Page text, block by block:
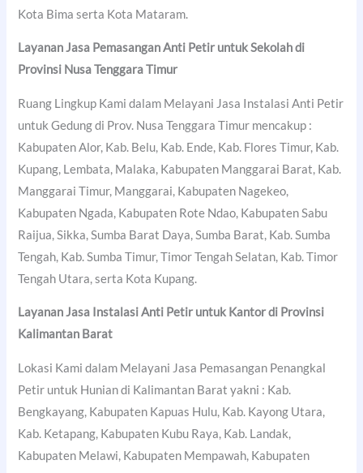
Kota Bima serta Kota Mataram.
Layanan Jasa Pemasangan Anti Petir untuk Sekolah di
Provinsi Nusa Tenggara Timur
Ruang Lingkup Kami dalam Melayani Jasa Instalasi Anti Petir
untuk Gedung di Prov. Nusa Tenggara Timur mencakup :
Kabupaten Alor, Kab. Belu, Kab. Ende, Kab. Flores Timur, Kab.
Kupang, Lembata, Malaka, Kabupaten Manggarai Barat, Kab.
Manggarai Timur, Manggarai, Kabupaten Nagekeo,
Kabupaten Ngada, Kabupaten Rote Ndao, Kabupaten Sabu
Raijua, Sikka, Sumba Barat Daya, Sumba Barat, Kab. Sumba
Tengah, Kab. Sumba Timur, Timor Tengah Selatan, Kab. Timor
Tengah Utara, serta Kota Kupang.
Layanan Jasa Instalasi Anti Petir untuk Kantor di Provinsi
Kalimantan Barat
Lokasi Kami dalam Melayani Jasa Pemasangan Penangkal
Petir untuk Hunian di Kalimantan Barat yakni : Kab.
Bengkayang, Kabupaten Kapuas Hulu, Kab. Kayong Utara,
Kab. Ketapang, Kabupaten Kubu Raya, Kab. Landak,
Kabupaten Melawi, Kabupaten Mempawah, Kabupaten